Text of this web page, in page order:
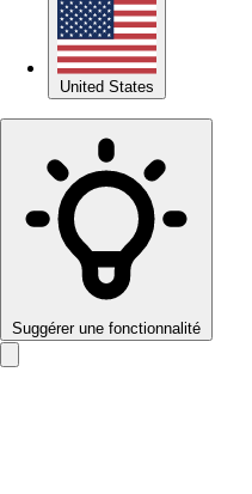
United States
Suggérer une fonctionnalité